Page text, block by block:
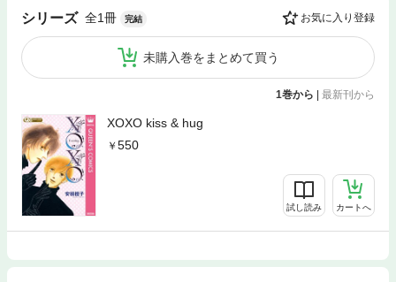
シリーズ 全1冊 完結 お気に入り登録
未購入巻をまとめて買う
1巻から 最新刊から
XOXO kiss & hug
550
試し読み カートへ